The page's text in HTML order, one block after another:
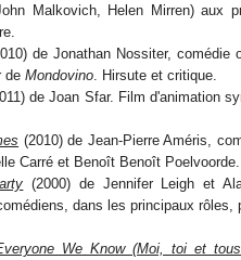
Malkovich, Helen Mirren) aux
de Jonathan Nossiter, comédie
de Mondovino . Hirsute et critique.
de Joan Sfar. Film d'animation
(2010) de Jean-Pierre Améris,
Carré et Benoît Benoît Poelvoorde.
(2000) de Jennifer Leigh et
dans les principaux rôles,
We Know (Moi, toi et